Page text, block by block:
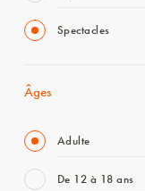
Spectacles
Âges
Adulte
De 12 à 18 ans